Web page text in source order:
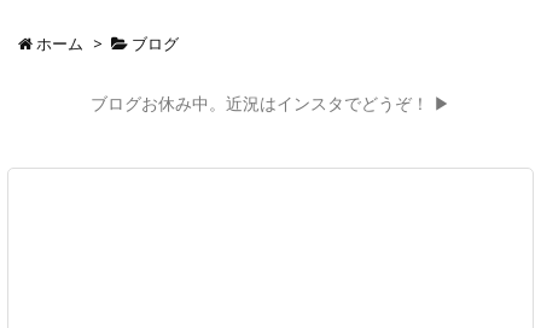
ホーム > ブログ
ブログお休み中。近況はインスタでどうぞ！ ▶